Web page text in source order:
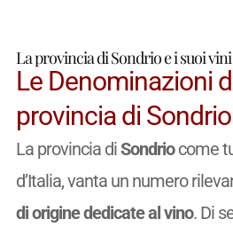
La provincia di Sondrio e i suoi vini
Le Denominazioni
provincia di Sondrio
La provincia diSondriocome
d’Italia, vanta un numero
di origine dedicate al vino. Di